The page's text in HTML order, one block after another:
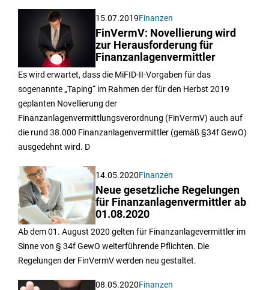
15.07.2019Finanzen
FinVermV: Novellierung wird
zur Herausforderung für
Finanzanlagenvermittler
Es wird erwartet, dass die MiFID-II-Vorgaben für das
sogenannte „Taping“ im Rahmen der für den Herbst 2019
geplanten Novellierung der
Finanzanlagenvermittlungsverordnung (FinVermV) auch auf
die rund 38.000 Finanzanlagenvermittler (gemäß §34f GewO)
ausgedehnt wird. D
14.05.2020Finanzen
Neue gesetzliche Regelungen
für Finanzanlagenvermittler ab
01.08.2020
Ab dem 01. August 2020 gelten für Finanzanlagevermittler im
Sinne von § 34f GewO weiterführende Pflichten. Die
Regelungen der FinVermV werden neu gestaltet.
08.05.2020Finanzen